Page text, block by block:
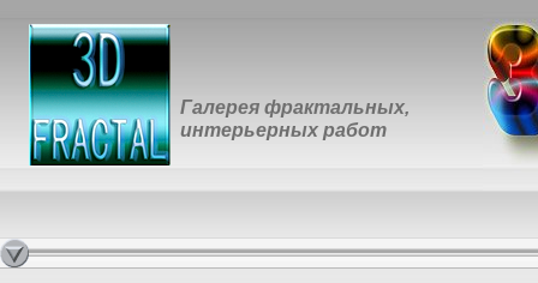
Галерея фрактальных,
интерьерных работ